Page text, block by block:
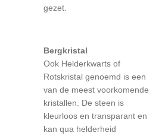
gezet.
Bergkristal
Ook Helderkwarts of
Rotskristal genoemd is een
van de meest voorkomende
kristallen. De steen is
kleurloos en transparant en
kan qua helderheid